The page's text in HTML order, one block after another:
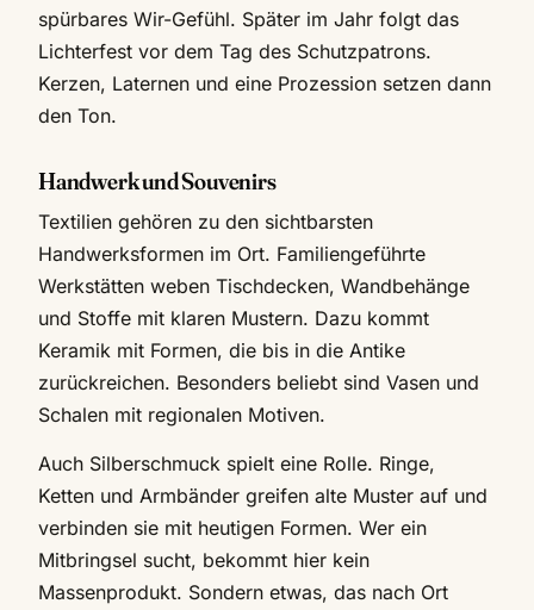
spürbares Wir-Gefühl. Später im Jahr folgt das
Lichterfest vor dem Tag des Schutzpatrons.
Kerzen, Laternen und eine Prozession setzen dann
den Ton.
Handwerk und Souvenirs
Textilien gehören zu den sichtbarsten
Handwerksformen im Ort. Familiengeführte
Werkstätten weben Tischdecken, Wandbehänge
und Stoffe mit klaren Mustern. Dazu kommt
Keramik mit Formen, die bis in die Antike
zurückreichen. Besonders beliebt sind Vasen und
Schalen mit regionalen Motiven.
Auch Silberschmuck spielt eine Rolle. Ringe,
Ketten und Armbänder greifen alte Muster auf und
verbinden sie mit heutigen Formen. Wer ein
Mitbringsel sucht, bekommt hier kein
Massenprodukt. Sondern etwas, das nach Ort